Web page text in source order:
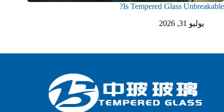
Is Tempered Glass Unbreakable?
يوليو 31, 2026